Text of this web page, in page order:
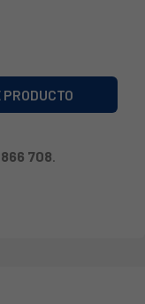
866 708